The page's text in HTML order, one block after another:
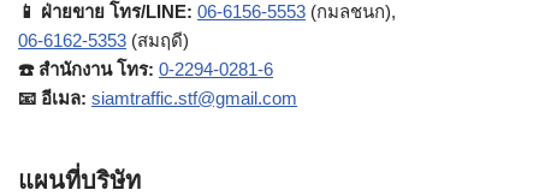
📱 ฝ่ายขาย โทร/LINE: 06-6156-5553 (กมลชนก),
06-6162-5353 (สมฤดี)
☎️ สำนักงาน โทร: 0-2294-0281-6
📧 อีเมล: siamtraffic.stf@gmail.com
แผนที่บริษัท